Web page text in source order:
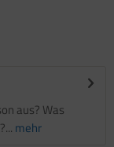
aus? Was
mehr